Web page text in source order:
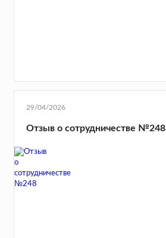
29/04/2026
Отзыв о сотрудничестве №248